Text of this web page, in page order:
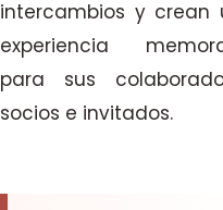
intercambios y crean
experiencia
para sus
socios e invitados.